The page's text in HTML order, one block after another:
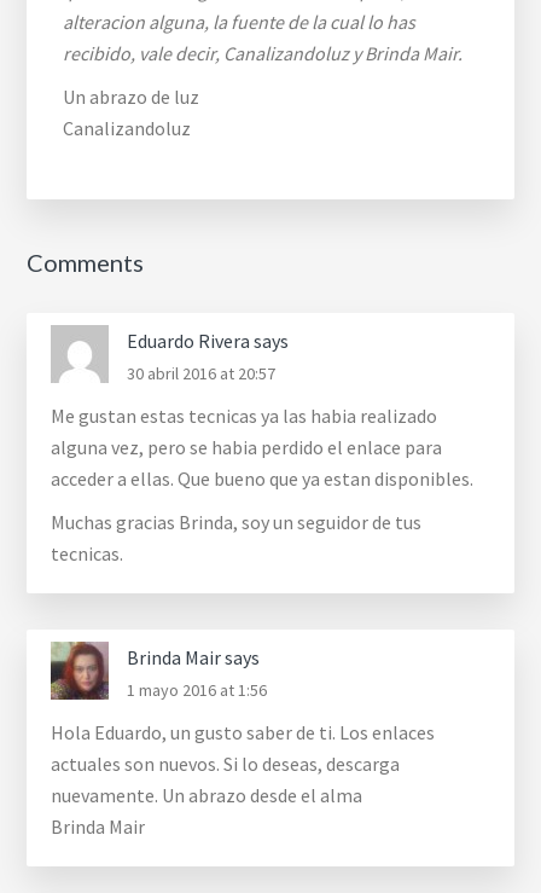
alteracion alguna, la fuente de la cual lo has
recibido, vale decir, Canalizandoluz y Brinda Mair.
Un abrazo de luz
Canalizandoluz
Reader
Interactions
Comments
Eduardo Rivera says
30 abril 2016 at 20:57
Me gustan estas tecnicas ya las habia realizado
alguna vez, pero se habia perdido el enlace para
acceder a ellas. Que bueno que ya estan disponibles.
Muchas gracias Brinda, soy un seguidor de tus
tecnicas.
Brinda Mairsays
1 mayo 2016 at 1:56
Hola Eduardo, un gusto saber de ti. Los enlaces
actuales son nuevos. Si lo deseas, descarga
nuevamente. Un abrazo desde el alma
Brinda Mair